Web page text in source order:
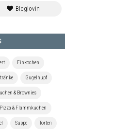
Einkochen
Gugelhupf
& Brownies
Pizza & Flammkuchen
Suppe Torten